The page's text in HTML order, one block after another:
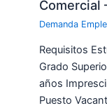
Comercial
Demanda
Requisitos
Grado
años
Puesto